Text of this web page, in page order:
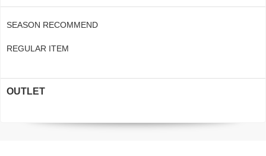
SEASON RECOMMEND
REGULAR ITEM
OUTLET